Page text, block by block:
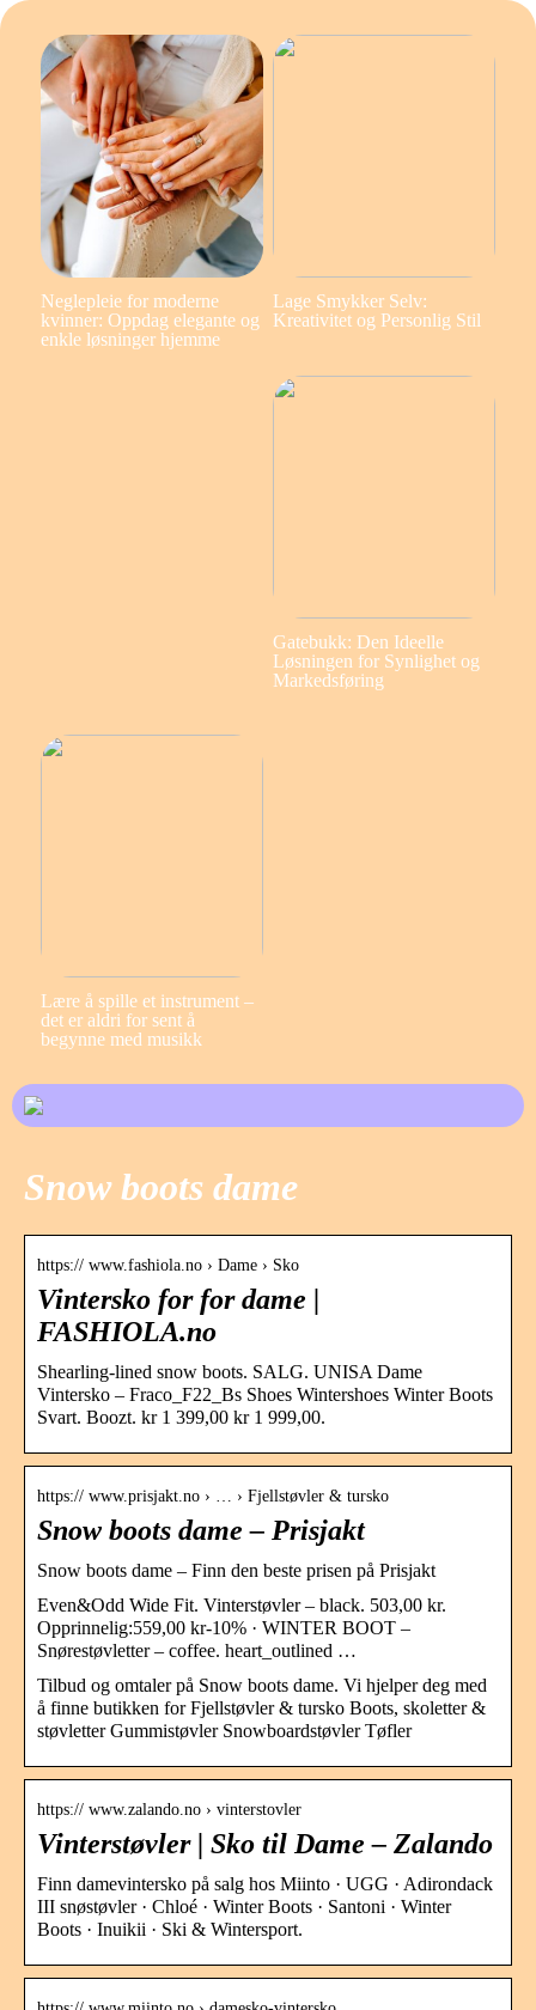
Neglepleie for moderne
kvinner: Oppdag elegante og
enkle løsninger hjemme
Lage Smykker Selv:
Kreativitet og Personlig Stil
Gatebukk: Den Ideelle
Løsningen for Synlighet og
Markedsføring
Lære å spille et instrument –
det er aldri for sent å
begynne med musikk
Snow boots dame
https:// www.fashiola.no › Dame › Sko
Vintersko for for dame |
FASHIOLA.no
Shearling-lined snow boots. SALG. UNISA Dame
Vintersko – Fraco_F22_Bs Shoes Wintershoes Winter Boots
Svart. Boozt. kr 1 399,00 kr 1 999,00.
https:// www.prisjakt.no › … › Fjellstøvler & tursko
Snow boots dame – Prisjakt
Snow boots dame – Finn den beste prisen på Prisjakt
Even&Odd Wide Fit. Vinterstøvler – black. 503,00 kr.
Opprinnelig:559,00 kr-10% · WINTER BOOT –
Snørestøvletter – coffee. heart_outlined …
Tilbud og omtaler på Snow boots dame. Vi hjelper deg med
å finne butikken for Fjellstøvler & tursko Boots, skoletter &
støvletter Gummistøvler Snowboardstøvler Tøfler
https:// www.zalando.no › vinterstovler
Vinterstøvler | Sko til Dame – Zalando
Finn damevintersko på salg hos Miinto · UGG · Adirondack
III snøstøvler · Chloé · Winter Boots · Santoni · Winter
Boots · Inuikii · Ski & Wintersport.